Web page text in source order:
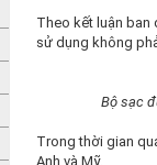
Theo kết luận ban
sử dụng không
Bộ sạc
Trong thời gian
Anh và Mỹ.